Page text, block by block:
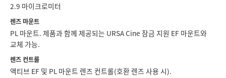
Singapore
South Africa
Sweden
2.9 마이크로미터
렌즈 마운트
PL 마운트. 제품과 함께 제공되는 URSA Cine 잠금 지원 EF 마운트와
교체 가능.
렌즈 컨트롤
액티브 EF 및 PL 마운트 렌즈 컨트롤(호환 렌즈 사용 시).